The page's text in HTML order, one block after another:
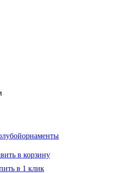
орнаменты
в корзину
в 1 клик